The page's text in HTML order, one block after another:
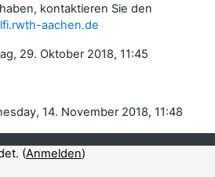
kontaktieren Sie den
aachen.de
29. Oktober 2018, 11:45
14. November 2018, 11:48
(Anmelden)